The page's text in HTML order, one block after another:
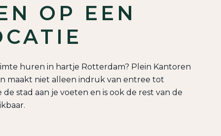
OP EEN
huren in hartje Rotterdam? Plein Kantoren
maakt niet alleen indruk van entree tot
de stad aan je voeten en is ook de rest van de